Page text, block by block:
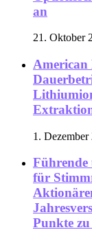
an
21. Oktober
American
1. Dezember
Führende
für
Punkte